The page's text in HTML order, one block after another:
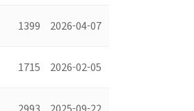
1399 2026-04-07
1715 2026-02-05
2993 2025-09-22